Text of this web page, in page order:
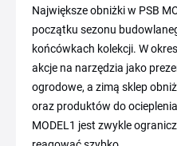
Największe obniżki w PSB
początku sezonu
końcówkach kolekcji. W
akcje na narzędzia jako
ogrodowe, a zimą sklep
oraz produktów do
MODEL1 jest zwykle